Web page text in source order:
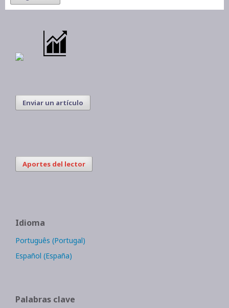
Enviar un artículo
Aportes del lector
Idioma
Português (Portugal)
Español (España)
Palabras clave